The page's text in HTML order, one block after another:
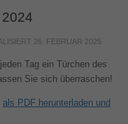
26. FEBRUAR 2025
Tag ein Türchen des
Sie sich überraschen!
als PDF herunterladen und